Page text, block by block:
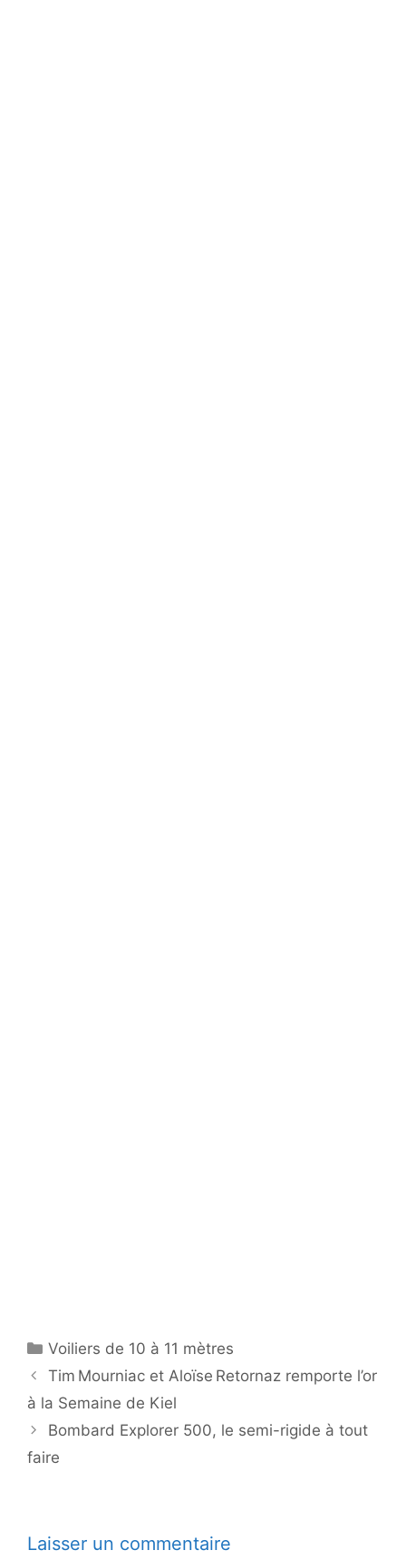
Catégories
Voiliers de 10 à 11 mètres
Tim Mourniac et Aloïse Retornaz remporte l’or
à la Semaine de Kiel
Bombard Explorer 500, le semi-rigide à tout
faire
Laisser un commentaire